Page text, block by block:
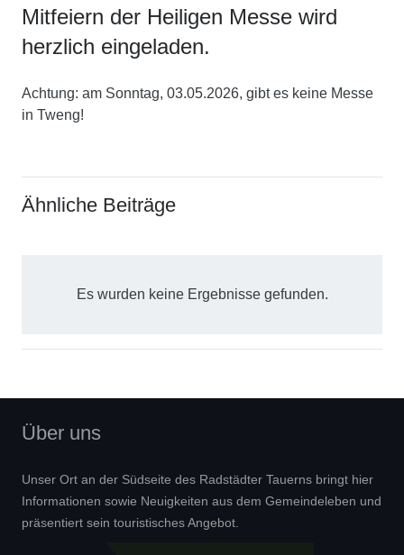
Mitfeiern der Heiligen Messe wird
herzlich eingeladen.
Achtung: am Sonntag, 03.05.2026, gibt es keine Messe
in Tweng!
Ähnliche Beiträge
Es wurden keine Ergebnisse gefunden.
Über uns
Unser Ort an der Südseite des Radstädter Tauerns bringt hier
Informationen sowie Neuigkeiten aus dem Gemeindeleben und
präsentiert sein touristisches Angebot.